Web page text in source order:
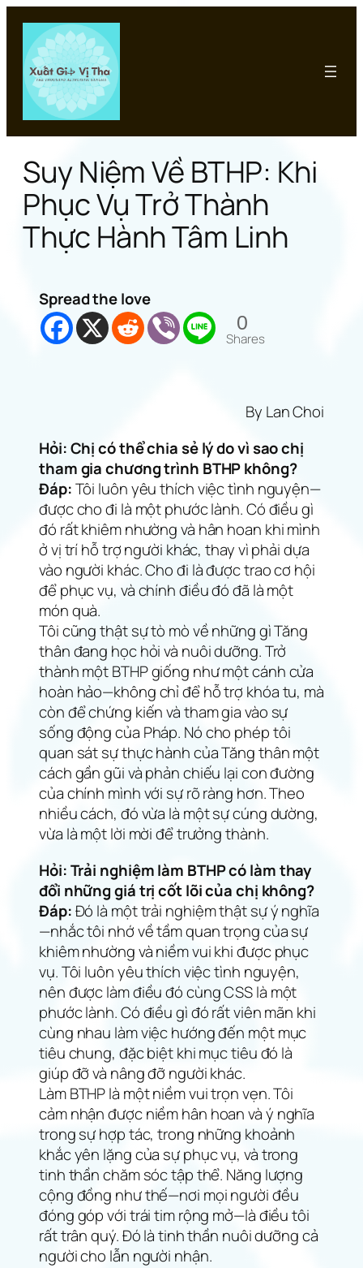
phần
nội
dung
Suy Niệm Về BTHP: Khi
Phục Vụ Trở Thành
Thực Hành Tâm Linh
Spread the love
0
Shares
By Lan Choi
Hỏi: Chị có thể chia sẻ lý do vì sao chị
tham gia chương trình BTHP không?
Đáp:Tôi luôn yêu thích việc tình nguyện—
được cho đi là một phước lành. Có điều gì
đó rất khiêm nhường và hân hoan khi mình
ở vị trí hỗ trợ người khác, thay vì phải dựa
vào người khác. Cho đi là được trao cơ hội
để phục vụ, và chính điều đó đã là một
món quà.
Tôi cũng thật sự tò mò về những gì Tăng
thân đang học hỏi và nuôi dưỡng. Trở
thành một BTHP giống như một cánh cửa
hoàn hảo—không chỉ để hỗ trợ khóa tu, mà
còn để chứng kiến và tham gia vào sự
sống động của Pháp. Nó cho phép tôi
quan sát sự thực hành của Tăng thân một
cách gần gũi và phản chiếu lại con đường
của chính mình với sự rõ ràng hơn. Theo
nhiều cách, đó vừa là một sự cúng dường,
vừa là một lời mời để trưởng thành.
Hỏi: Trải nghiệm làm BTHP có làm thay
đổi những giá trị cốt lõi của chị không?
Đáp:Đó là một trải nghiệm thật sự ý nghĩa
—nhắc tôi nhớ về tầm quan trọng của sự
khiêm nhường và niềm vui khi được phục
vụ. Tôi luôn yêu thích việc tình nguyện,
nên được làm điều đó cùng CSS là một
phước lành. Có điều gì đó rất viên mãn khi
cùng nhau làm việc hướng đến một mục
tiêu chung, đặc biệt khi mục tiêu đó là
giúp đỡ và nâng đỡ người khác.
Làm BTHP là một niềm vui trọn vẹn. Tôi
cảm nhận được niềm hân hoan và ý nghĩa
trong sự hợp tác, trong những khoảnh
khắc yên lặng của sự phục vụ, và trong
tinh thần chăm sóc tập thể. Năng lượng
cộng đồng như thế—nơi mọi người đều
đóng góp với trái tim rộng mở—là điều tôi
rất trân quý. Đó là tinh thần nuôi dưỡng cả
người cho lẫn người nhận.